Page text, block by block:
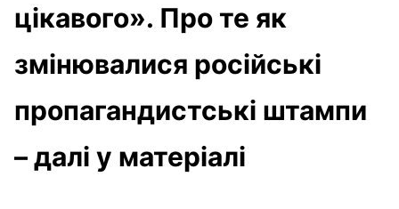
цікавого». Про те як
змінювалися російські
пропагандистські штампи
– далі у матеріалі